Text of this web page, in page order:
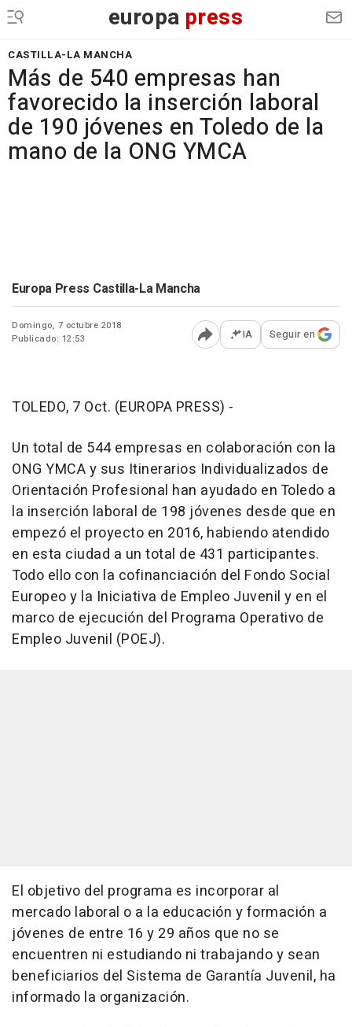
europa press
CASTILLA-LA MANCHA
Más de 540 empresas han
favorecido la inserción laboral
de 190 jóvenes en Toledo de la
mano de la ONG YMCA
Europa Press Castilla-La Mancha
Domingo, 7 octubre 2018
Publicado: 12:53
Abrir opciones para
IA Seguir en
TOLEDO, 7 Oct. (EUROPA PRESS) -
Un total de 544 empresas en colaboración con la
ONG YMCA y sus Itinerarios Individualizados de
Orientación Profesional han ayudado en Toledo a
la inserción laboral de 198 jóvenes desde que en
empezó el proyecto en 2016, habiendo atendido
en esta ciudad a un total de 431 participantes.
Todo ello con la cofinanciación del Fondo Social
Europeo y la Iniciativa de Empleo Juvenil y en el
marco de ejecución del Programa Operativo de
Empleo Juvenil (POEJ).
El objetivo del programa es incorporar al
mercado laboral o a la educación y formación a
jóvenes de entre 16 y 29 años que no se
encuentren ni estudiando ni trabajando y sean
beneficiarios del Sistema de Garantía Juvenil, ha
informado la organización.